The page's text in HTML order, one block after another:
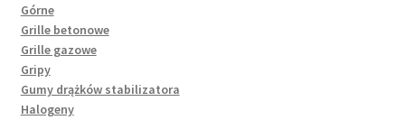
Górne
Grille betonowe
Grille gazowe
Gripy
Gumy drążków stabilizatora
Halogeny